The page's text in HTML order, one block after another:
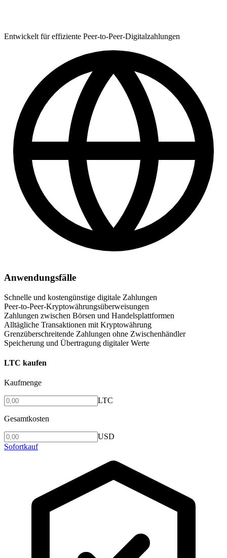
Entwickelt für effiziente Peer-to-Peer-Digitalzahlungen
Anwendungsfälle
Schnelle und kostengünstige digitale Zahlungen
Peer-to-Peer-Kryptowährungsüberweisungen
Zahlungen zwischen Börsen und Handelsplattformen
Alltägliche Transaktionen mit Kryptowährung
Grenzüberschreitende Zahlungen ohne Zwischenhändler
Speicherung und Übertragung digitaler Werte
LTC kaufen
Kaufmenge
LTC
Gesamtkosten
USD
Sofortkauf